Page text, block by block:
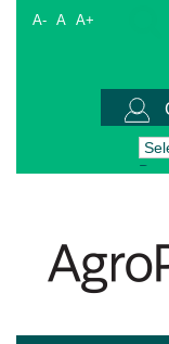
A- A A+